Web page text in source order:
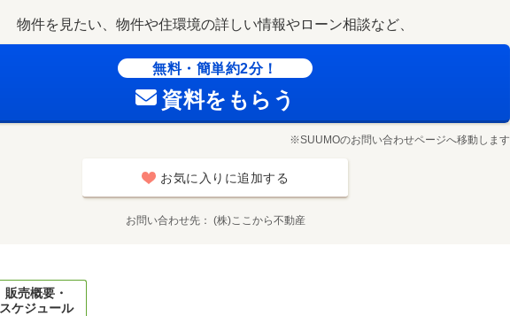
物件を見たい、物件や住環境の詳しい情報やローン相談など、
無料・簡単約2分！
資料をもらう
※SUUMOのお問い合わせページへ移動します
お気に入りに追加する
お問い合わせ先 (株)ここから不動産
販売概要・
スケジュール